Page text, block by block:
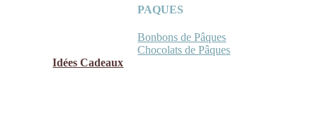
PAQUES
Bonbons de Pâques
Chocolats de Pâques
Idées Cadeaux